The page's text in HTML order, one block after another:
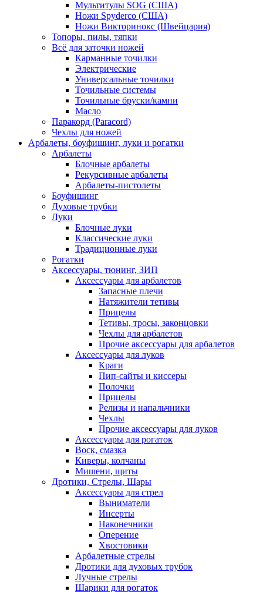
Мультитулы SOG (США)
Ножи Spyderco (США)
Ножи Викторинокс (Швейцария)
Топоры, пилы, тяпки
Всё для заточки ножей
Карманные точилки
Электрические
Универсальные точилки
Точильные системы
Точильные бруски/камни
Масло
Паракорд (Paracord)
Чехлы для ножей
Арбалеты, боуфишинг, луки и рогатки
Арбалеты
Блочные арбалеты
Рекурсивные арбалеты
Арбалеты-пистолеты
Боуфишинг
Духовые трубки
Луки
Блочные луки
Классические луки
Традиционные луки
Рогатки
Аксессуары, тюнинг, ЗИП
Аксессуары для арбалетов
Запасные плечи
Натяжители тетивы
Прицелы
Тетивы, тросы, законцовки
Чехлы для арбалетов
Прочие аксессуары для арбалетов
Аксессуары для луков
Краги
Пип-сайты и киссеры
Полочки
Прицелы
Релизы и напальчники
Чехлы
Прочие аксессуары для луков
Аксессуары для рогаток
Воск, смазка
Киверы, колчаны
Мишени, щиты
Дротики, Стрелы, Шары
Аксессуары для стрел
Выниматели
Инсерты
Наконечники
Оперение
Хвостовики
Арбалетные стрелы
Дротики для духовых трубок
Лучные стрелы
Шарики для рогаток